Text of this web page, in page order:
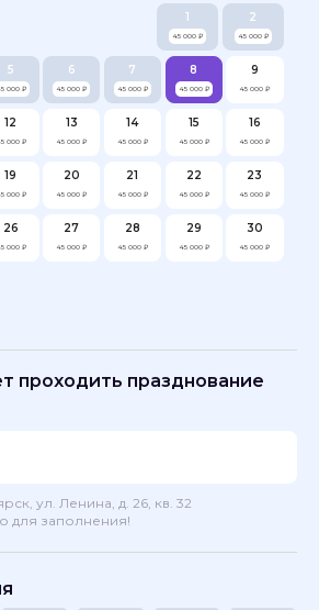
1
45 000 ₽
2
45 000 ₽
5
000 ₽
6
45 000 ₽
7
45 000 ₽
8
45 000 ₽
9
45 000 ₽
12
000 ₽
13
45 000 ₽
14
45 000 ₽
15
45 000 ₽
16
45 000 ₽
19
000 ₽
20
45 000 ₽
21
45 000 ₽
22
45 000 ₽
23
45 000 ₽
26
000 ₽
27
45 000 ₽
28
45 000 ₽
29
45 000 ₽
30
45 000 ₽
проходить празднование
ул. Ленина, д. 26, кв. 32
для заполнения!